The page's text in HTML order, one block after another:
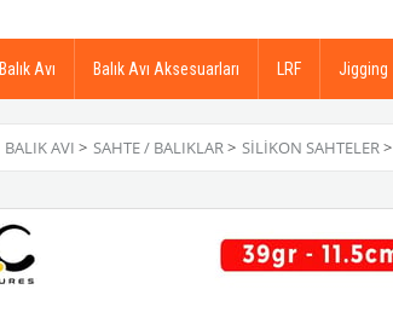
Balık Avı Balık Avı Aksesuarları LRF Jigging
BALIK AVI > SAHTE / BALIKLAR> SILIKON SAHTELER>